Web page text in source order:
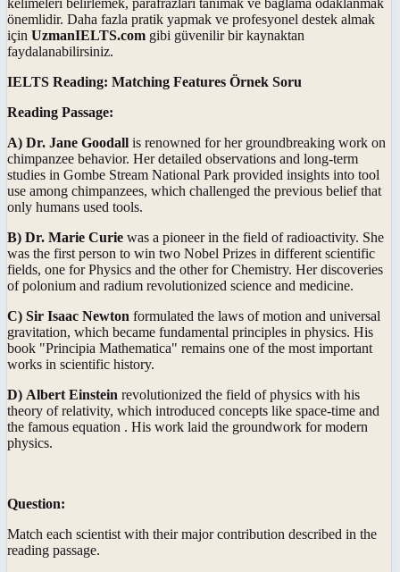
önemlidir. Daha fazla pratik yapmak ve profesyonel destek almak
için UzmanIELTS.com gibi güvenilir bir kaynaktan
faydalanabilirsiniz.
IELTS Reading: Matching Features Örnek Soru
Reading Passage:
A) Dr. Jane Goodall is renowned for her groundbreaking work on
chimpanzee behavior. Her detailed observations and long-term
studies in Gombe Stream National Park provided insights into tool
use among chimpanzees, which challenged the previous belief that
only humans used tools.
B) Dr. Marie Curie was a pioneer in the field of radioactivity. She
was the first person to win two Nobel Prizes in different scientific
fields, one for Physics and the other for Chemistry. Her discoveries
of polonium and radium revolutionized science and medicine.
C) Sir Isaac Newton formulated the laws of motion and universal
gravitation, which became fundamental principles in physics. His
book "Principia Mathematica" remains one of the most important
works in scientific history.
D) Albert Einstein revolutionized the field of physics with his
theory of relativity, which introduced concepts like space-time and
the famous equation . His work laid the groundwork for modern
physics.
Question:
Match each scientist with their major contribution described in the
reading passage.